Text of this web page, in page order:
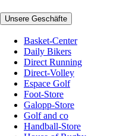
Unsere Geschäfte
Basket-Center
Daily Bikers
Direct Running
Direct-Volley
Espace Golf
Foot-Store
Galopp-Store
Golf and co
Handball-Store